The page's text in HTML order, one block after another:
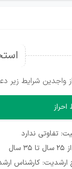
شرایط زیر
تفاوتی ندارد
کارشناس